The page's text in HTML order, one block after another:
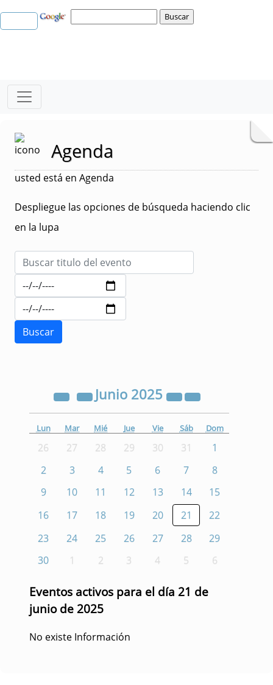
Agenda
usted está en Agenda
Despliegue las opciones de búsqueda haciendo clic
en la lupa
Junio 2025
Lun Mar Mié Jue Vie Sáb Dom
26 27 28 29 30 31
1
2
3 4 5 6 7
8
9
10 11 12 13 14
15
16
17 18 19 20 21
22
23
24 25 26 27 28
29
30
1 2 3 4 5 6
Eventos activos para el día 21 de
junio de 2025
No existe Información